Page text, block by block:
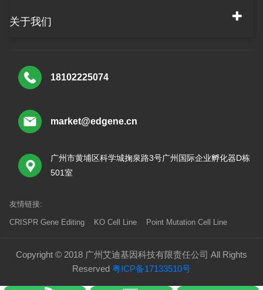
关于我们
18102225074
market@edgene.cn
广州市黄埔区科学城掬泉路3号广州国际企业孵化器D栋
501室
友情链接:
CRISPR Gene Editing KO Cell Line Point Mutation Cell Line
Copyright © 2018 广州艾迪基因科技有限责任公司 All Rights
Reserved 粤ICP备17133510号